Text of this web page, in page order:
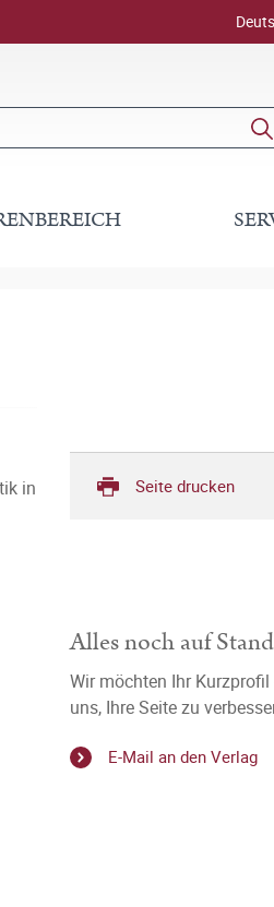
in
Seite drucken
Alles noch auf
Wir möchten Ihr
uns, Ihre Seite zu
E-Mail an den Verlag